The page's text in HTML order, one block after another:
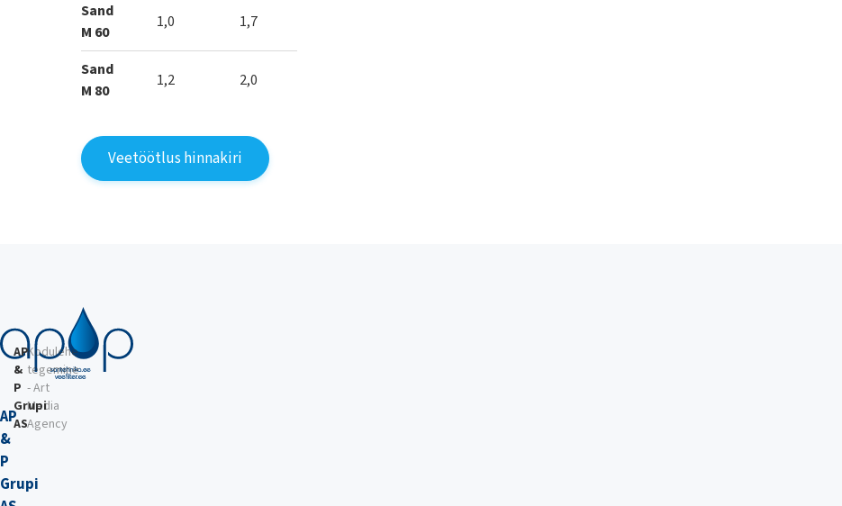
Sand
M 60
1,0 1,7
Sand
M 80
1,2 2,0
Veetöötlus hinnakiri
AP
&
P
Grupi
AP
&
P
Grupi
AS
Kodulehe
tegemine
- Art
Media
Agency